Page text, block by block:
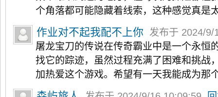
个角落都可能隐藏着线索，这种感觉真是
作业对不起我配不上你
发布于 2024/
屠龙宝刀的传说在传奇霸业中是一个永恒
找它的踪迹，虽然过程充满了困难和挑战
加热爱这个游戏。希望有一天我能成为那